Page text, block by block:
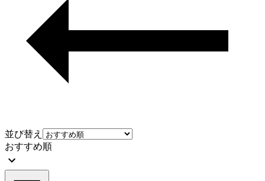
並び替え
おすすめ順